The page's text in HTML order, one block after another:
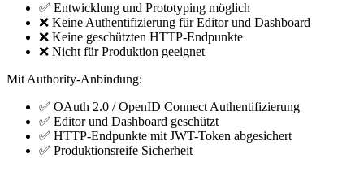
✅ Entwicklung und Prototyping möglich
❌ Keine Authentifizierung für Editor und Dashboard
❌ Keine geschützten HTTP-Endpunkte
❌ Nicht für Produktion geeignet
Mit Authority-Anbindung:
✅ OAuth 2.0 / OpenID Connect Authentifizierung
✅ Editor und Dashboard geschützt
✅ HTTP-Endpunkte mit JWT-Token abgesichert
✅ Produktionsreife Sicherheit